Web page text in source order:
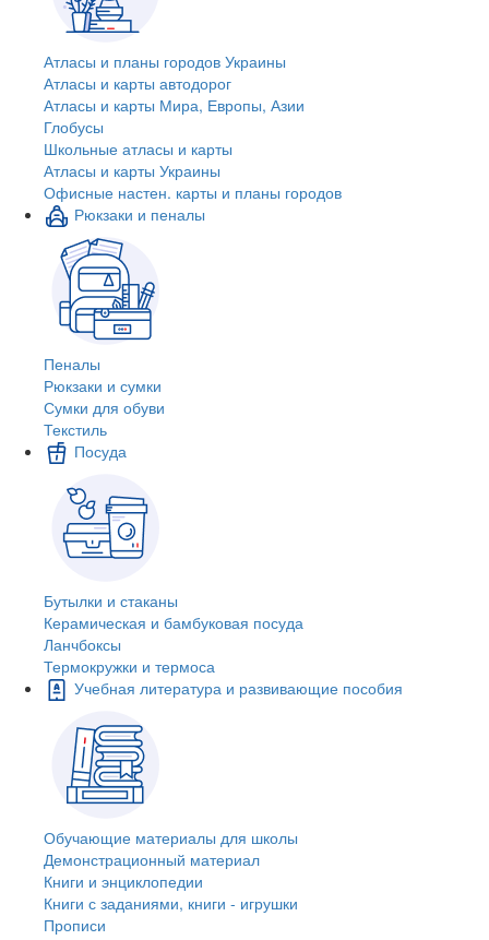
Атласы и планы городов Украины
Атласы и карты автодорог
Атласы и карты Мира, Европы, Азии
Глобусы
Школьные атласы и карты
Атласы и карты Украины
Офисные настен. карты и планы городов
Рюкзаки и пеналы
Пеналы
Рюкзаки и сумки
Сумки для обуви
Текстиль
Посуда
Бутылки и стаканы
Керамическая и бамбуковая посуда
Ланчбоксы
Термокружки и термоса
Учебная литература и развивающие пособия
Обучающие материалы для школы
Демонстрационный материал
Книги и энциклопедии
Книги с заданиями, книги - игрушки
Прописи